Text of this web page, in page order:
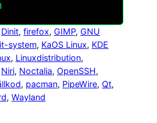
Dinit, firefox, GIMP, GNU
system, KaOS Linux, KDE
, Linuxdistribution
Niri, Noctalia, OpenSSH
, pacman, PipeWire, Qt
, Wayland